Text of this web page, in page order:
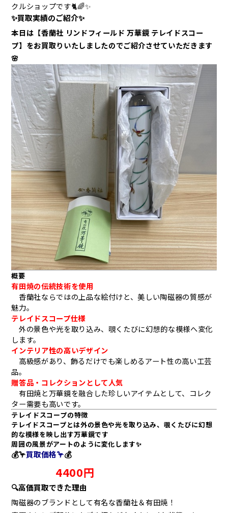
クルショップです🐈🌈✨
✨買取実績のご紹介✨
本日は【香蘭社 リンドフィールド 万華鏡 テレイドスコー
プ】 をお買取りいたしましたのでご紹介させていただきます
🌸
概要
有田焼の伝統技術を使用
香蘭社ならではの上品な絵付けと、美しい陶磁器の質感が
魅力。
テレイドスコープ仕様
外の景色や光を取り込み、覗くたびに幻想的な模様へ変化
します。
インテリア性の高いデザイン
高級感があり、飾るだけでも楽しめるアート性の高い工芸
品。
贈答品・コレクションとして人気
有田焼と万華鏡を融合した珍しいアイテムとして、コレク
ター需要も高いです。
テレイドスコープの特徴
テレイドスコープとは外の景色や光を取り込み、覗くたびに幻想
的な模様を映し出す万華鏡です
周囲の風景がアートのように変化します✨
💰🦩買取価格🦩💰
4400円
🔍高価買取できた理由
陶磁器のブランドとして有名な香蘭社＆有田焼！